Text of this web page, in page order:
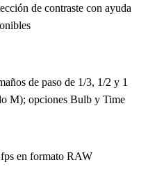
de contraste con ayuda
de paso de 1/3, 1/2 y 1
M); opciones Bulb y Time
en formato RAW